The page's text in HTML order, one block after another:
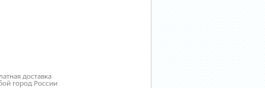
доставка
город России